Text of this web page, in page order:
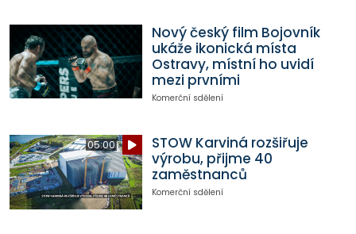
Nový český film Bojovník
ukáže ikonická místa
Ostravy, místní ho uvidí
mezi prvními
Komerční sdělení
05:00
STOW Karviná rozšiřuje
výrobu, přijme 40
zaměstnanců
Komerční sdělení